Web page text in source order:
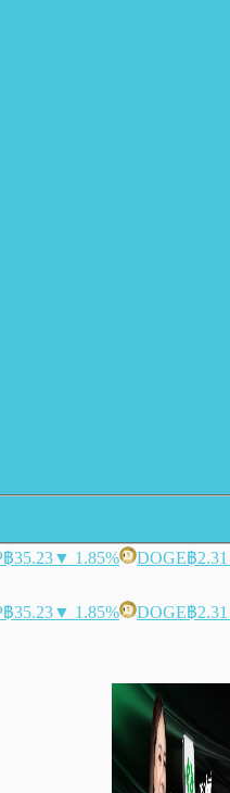
฿35.23▼ 1.85% DOGE฿2.31
฿35.23▼ 1.85% DOGE฿2.31